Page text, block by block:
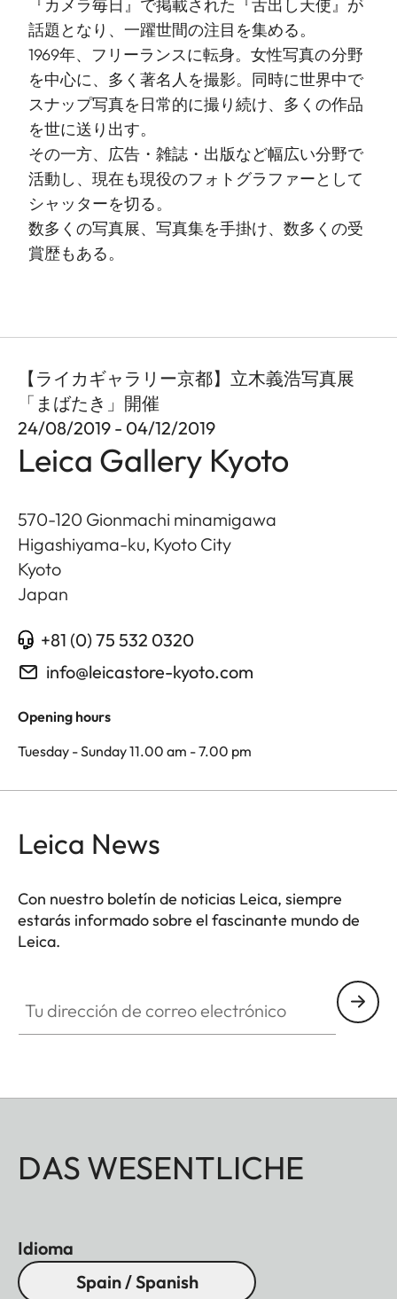
『カメラ毎日』で掲載された『舌出し天使』が
話題となり、一躍世間の注目を集める。
1969年、フリーランスに転身。女性写真の分野
を中心に、多く著名人を撮影。同時に世界中で
スナップ写真を日常的に撮り続け、多くの作品
を世に送り出す。
その一方、広告・雑誌・出版など幅広い分野で
活動し、現在も現役のフォトグラファーとして
シャッターを切る。
数多くの写真展、写真集を手掛け、数多くの受
賞歴もある。
【ライカギャラリー京都】立木義浩写真展
「まばたき」開催
24/08/2019 - 04/12/2019
Leica Gallery Kyoto
570-120 Gionmachi minamigawa
Higashiyama-ku, Kyoto City
Kyoto
Japan
+81 (0) 75 532 0320
info@leicastore-kyoto.com
Opening hours
Tuesday - Sunday 11.00 am - 7.00 pm
Leica News
Con nuestro boletín de noticias Leica, siempre
estarás informado sobre el fascinante mundo de
Leica.
DAS WESENTLICHE
Idioma
Spain / Spanish